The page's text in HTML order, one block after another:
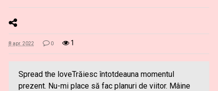
8 apr. 2022 0 1
Spread the loveTrăiesc întotdeauna momentul
prezent. Nu-mi place să fac planuri de viitor. Mâine